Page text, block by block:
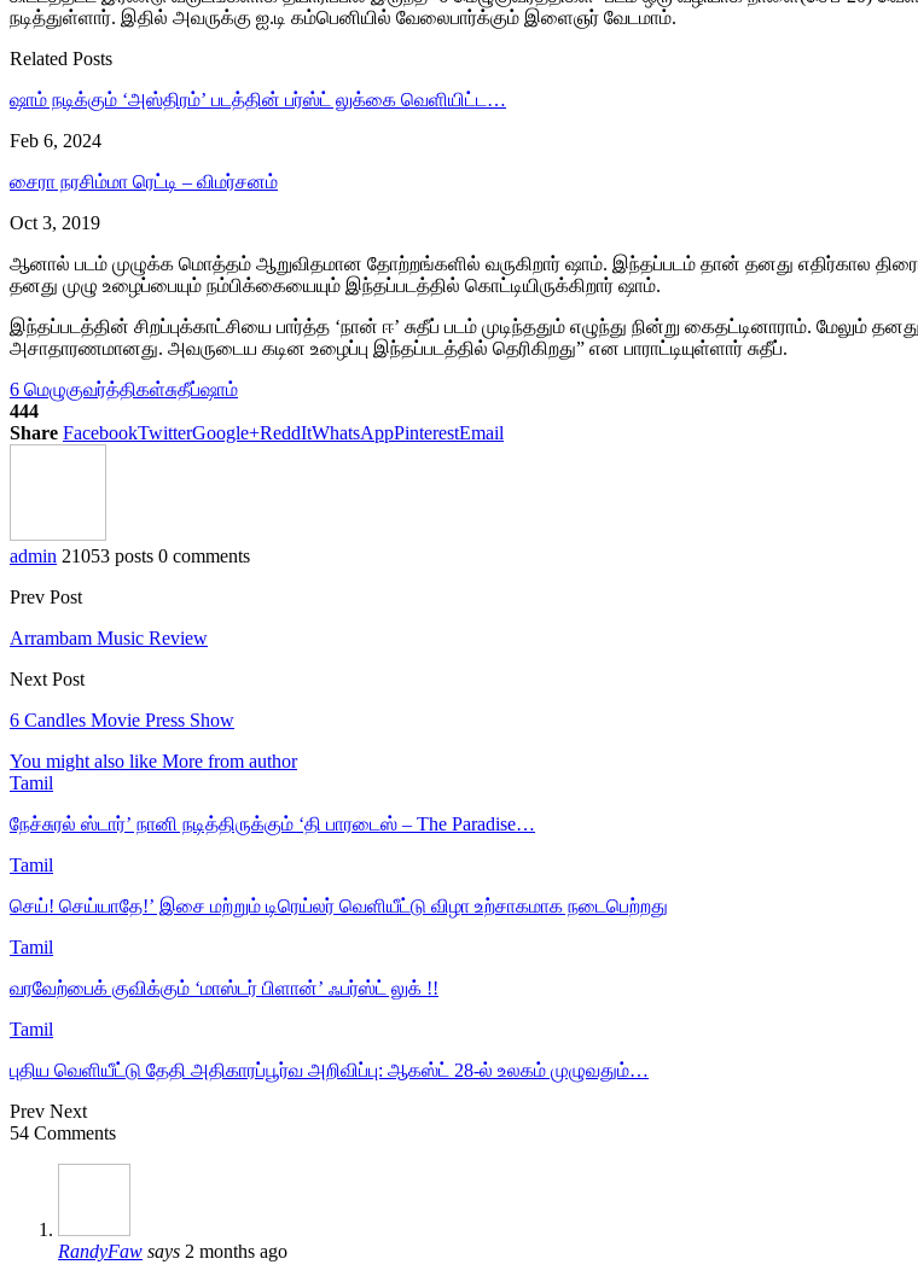
நடித்துள்ளார். இதில் அவருக்கு ஐ.டி கம்பெனியில் வேலைபார்க்கும் இளைஞர் வேடமாம்.
Related Posts
ஷாம் நடிக்கும் ‘அஸ்திரம்’ படத்தின் பர்ஸ்ட் லுக்கை வெளியிட்ட…
Feb 6, 2024
சைரா நரசிம்மா ரெட்டி – விமர்சனம்
Oct 3, 2019
ஆனால் படம் முழுக்க மொத்தம் ஆறுவிதமான தோற்றங்களில் வருகிறார் ஷாம். இந்தப்படம் தான் தனது எதிர்கால
தனது முழு உழைப்பையும் நம்பிக்கையையும் இந்தப்படத்தில் கொட்டியிருக்கிறார் ஷாம்.
இந்தப்படத்தின் சிறப்புக்காட்சியை பார்த்த ‘நான் ஈ’ சுதீப் படம் முடிந்ததும் எழுந்து நின்று கைதட்டினாராம். மேலும்
அசாதாரணமானது. அவருடைய கடின உழைப்பு இந்தப்படத்தில் தெரிகிறது” என பாராட்டியுள்ளார் சுதீப்.
6 மெழுகுவர்த்திகள்சுதீப்ஷாம்
444
Share FacebookTwitterGoogle+ReddItWhatsAppPinterestEmail
admin 21053 posts 0 comments
Prev Post
Arrambam Music Review
Next Post
6 Candles Movie Press Show
You might also like More from author
Tamil
நேச்சுரல் ஸ்டார்’ நானி நடித்திருக்கும் ‘தி பாரடைஸ் – The Paradise…
Tamil
செய்! செய்யாதே!’ இசை மற்றும் டிரெய்லர் வெளியீட்டு விழா உற்சாகமாக நடைபெற்றது
Tamil
வரவேற்பைக் குவிக்கும் ‘மாஸ்டர் பிளான்’ ஃபர்ஸ்ட் லுக் !!
Tamil
புதிய வெளியீட்டு தேதி அதிகாரப்பூர்வ அறிவிப்பு: ஆகஸ்ட் 28-ல் உலகம் முழுவதும்…
Prev Next
54 Comments
RandyFaw says 2 months ago